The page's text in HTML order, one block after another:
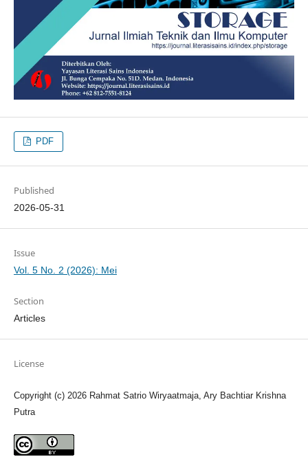
PDF
Published
2026-05-31
Issue
Vol. 5 No. 2 (2026): Mei
Section
Articles
License
Copyright (c) 2026 Rahmat Satrio Wiryaatmaja, Ary Bachtiar Krishna
Putra